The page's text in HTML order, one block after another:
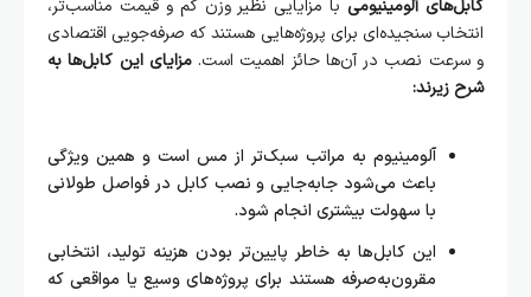
کابل‌های آلومینیومی با مزایایی نظیر وزن کم و قیمت مناسب‌تر،
انتخاب سنجیده‌ای برای پروژه‌هایی هستند که صرفه‌جویی اقتصادی
و سرعت نصب در آن‌ها حائز اهمیت است.مزایای این کابل‌ها به
شرح زیرند:
آلومینیوم به مراتب سبک‌تر از مس است و همین ویژگی
باعث می‌شود جابه‌جایی و نصب کابل در فواصل طولانی
با سهولت بیشتری انجام شود.
این کابل‌ها به‌ خاطر پایین‌تر بودن هزینه تولید، انتخابی
مقرون‌به‌صرفه هستند برای پروژه‌های وسیع یا مواقعی که